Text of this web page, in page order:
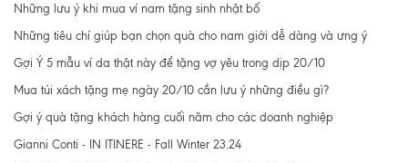
Những lưu ý khi mua ví nam tặng sinh nhật bố
Những tiêu chí giúp bạn chọn quà cho nam giới dễ dàng và ưng ý
Gợi Ý 5 mẫu ví da thật này để tặng vợ yêu trong dịp 20/10
Mua túi xách tặng mẹ ngày 20/10 cần lưu ý những điều gì?
Gợi ý quà tặng khách hàng cuối năm cho các doanh nghiệp
Gianni Conti - IN ITINERE - Fall Winter 23.24